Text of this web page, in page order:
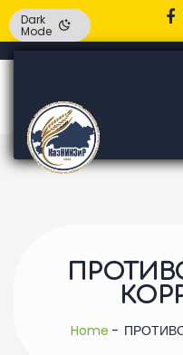
Home
Dark
Mode